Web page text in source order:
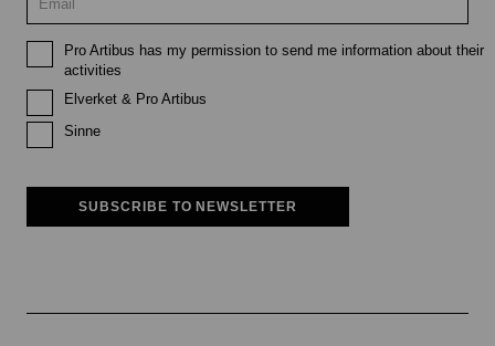
Pro Artibus has my permission to send me information about their
activities
Elverket & Pro Artibus
Sinne
SUBSCRIBE TO NEWSLETTER